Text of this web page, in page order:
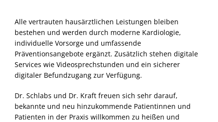
Alle vertrauten hausärztlichen Leistungen bleiben
bestehen und werden durch moderne Kardiologie,
individuelle Vorsorge und umfassende
Präventionsangebote ergänzt. Zusätzlich stehen digitale
Services wie Videosprechstunden und ein sicherer
digitaler Befundzugang zur Verfügung.
Dr. Schlabs und Dr. Kraft freuen sich sehr darauf,
bekannte und neu hinzukommende Patientinnen und
Patienten in der Praxis willkommen zu heißen und